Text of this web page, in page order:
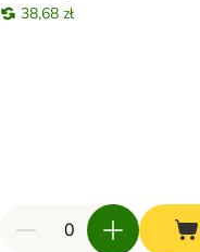
38,68 zł